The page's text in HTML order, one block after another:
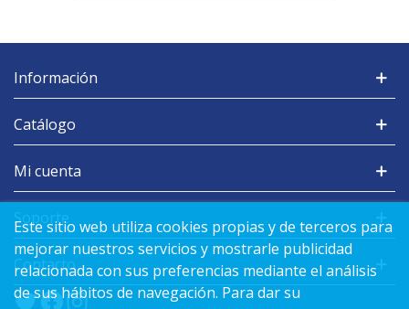
Este sitio web utiliza cookies propias y de terceros para
mejorar nuestros servicios y mostrarle publicidad
relacionada con sus preferencias mediante el análisis
de sus hábitos de navegación. Para dar su
Información
Catálogo
Mi cuenta
Soporte
Contacto